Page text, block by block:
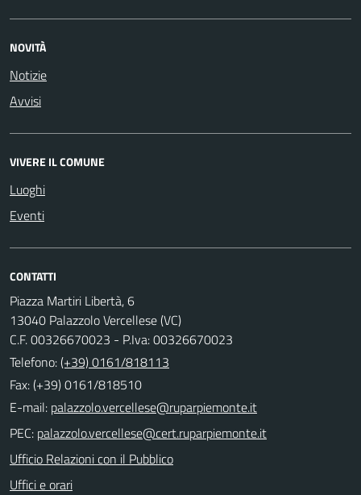
NOVITÀ
Notizie
Avvisi
VIVERE IL COMUNE
Luoghi
Eventi
CONTATTI
Piazza Martiri Libertà, 6
13040 Palazzolo Vercellese (VC)
C.F. 00326670023 - P.Iva: 00326670023
Telefono:(+39) 0161/818113
Fax: (+39) 0161/818510
E-mail:
PEC:
Ufficio Relazioni con il Pubblico
Uffici e orari